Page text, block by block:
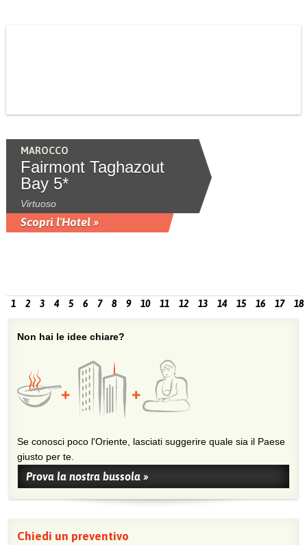
MAROCCO
Fairmont Taghazout
Bay 5*
Virtuoso
Scopri l'Hotel »
1 2 3 4 5 6 7 8 9 10 11 12 13 14 15 16 17 18
Non hai le idee chiare?
Se conosci poco l'Oriente, lasciati suggerire quale sia il Paese
giusto per te.
Prova la nostra bussola »
Chiedi un preventivo